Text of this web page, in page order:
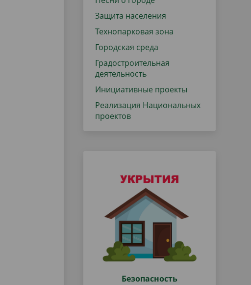
Защита населения
Технопарковая зона
Городская среда
Градостроительная
деятельность
Инициативные проекты
Реализация Национальных
проектов
Безопасность